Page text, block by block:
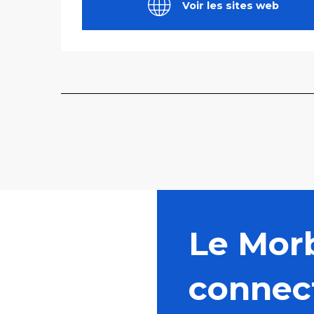
Voir les sites web
Le